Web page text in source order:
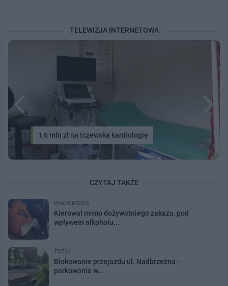
TELEWIZJA INTERNETOWA
1,6 mln zł na tczewską kardiologię
CZYTAJ TAKŻE
WIADOMOŚCI
Kierował mimo dożywotniego zakazu, pod
wpływem alkoholu...
TCZ24
Blokowanie przejazdu ul. Nadbrzeżna -
parkowanie w...